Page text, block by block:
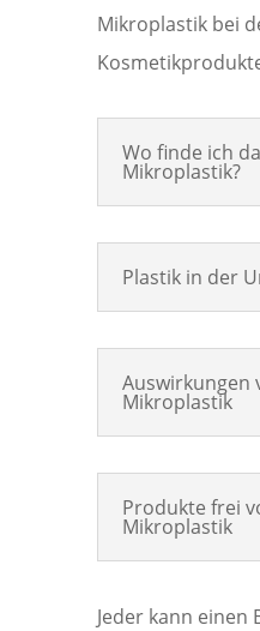
Mikroplastik bei
Wo finde ich
Mikroplastik?
Plastik in der
Auswirkungen
Mikroplastik
Produkte frei
Mikroplastik
Jeder kann einen